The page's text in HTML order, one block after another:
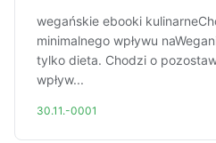
wegańskie ebooki
minimalnego wpływu
tylko dieta. Chodzi o
wpływ...
30.11.-0001